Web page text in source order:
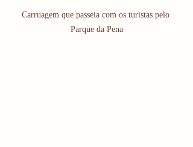
Carruagem que passeia com os turistas pelo
Parque da Pena